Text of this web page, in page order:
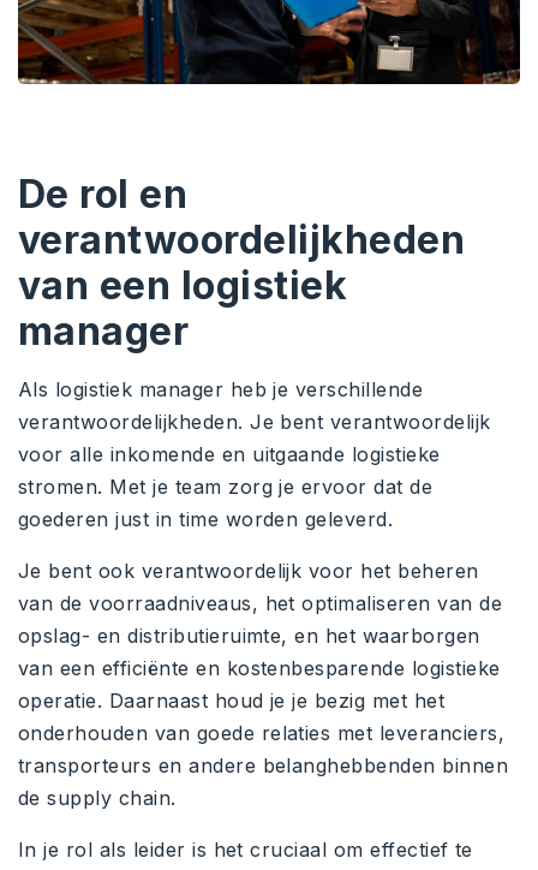
De rol en
verantwoordelijkheden
van een logistiek
manager
Als logistiek manager heb je verschillende
verantwoordelijkheden. Je bent verantwoordelijk
voor alle inkomende en uitgaande logistieke
stromen. Met je team zorg je ervoor dat de
goederen just in time worden geleverd.
Je bent ook verantwoordelijk voor het beheren
van de voorraadniveaus, het optimaliseren van de
opslag- en distributieruimte, en het waarborgen
van een efficiënte en kostenbesparende logistieke
operatie. Daarnaast houd je je bezig met het
onderhouden van goede relaties met leveranciers,
transporteurs en andere belanghebbenden binnen
de supply chain.
In je rol als leider is het cruciaal om effectief te